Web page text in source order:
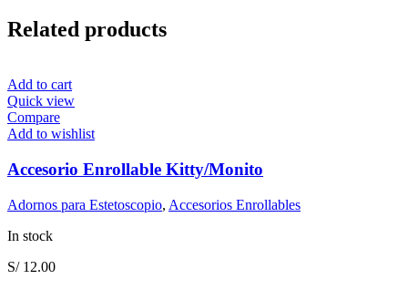
Related products
Add to cart
Quick view
Compare
Add to wishlist
Accesorio Enrollable Kitty/Monito
Adornos para Estetoscopio, Accesorios Enrollables
In stock
S/12.00